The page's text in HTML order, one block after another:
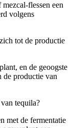
flessen een
volgens
tot de productie
en de geoogste
de productie van
tequila?
met de fermentatie